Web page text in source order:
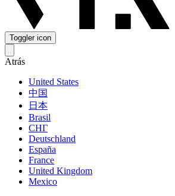
Toggler icon
Atrás
United States
中国
日本
Brasil
СНГ
Deutschland
España
France
United Kingdom
Mexico